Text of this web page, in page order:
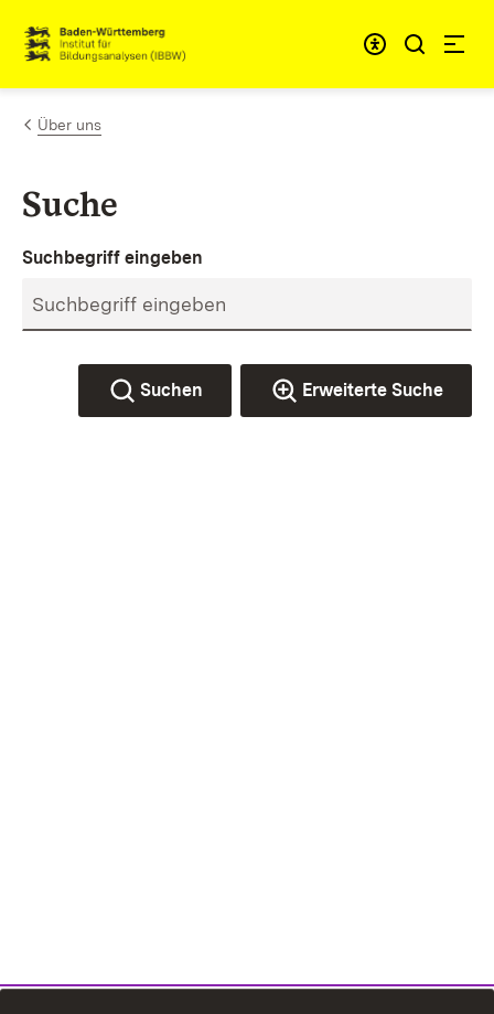
Zum Inhalt springen
Link zur Startseite
Über uns
Suche
Suchbegriff eingeben
Suchen Erweiterte Suche